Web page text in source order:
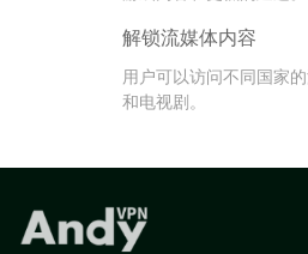
解锁流媒体内容
用户可以访问不同国家
和电视剧。